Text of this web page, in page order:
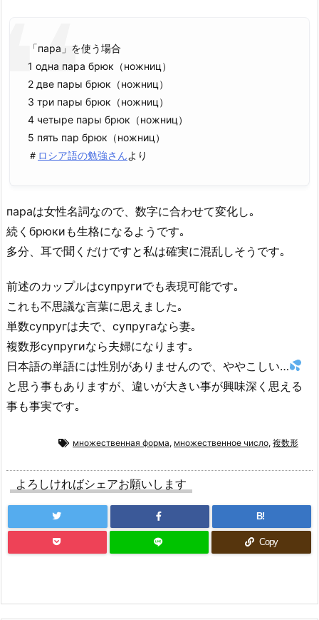
「пара」を使う場合
1 одна пара брюк（ножниц）
2 две пары брюк（ножниц）
3 три пары брюк（ножниц）
4 четыре пары брюк（ножниц）
5 пять пар брюк（ножниц）
＃ ロシア語の勉強さんより
параは女性名詞なので、数字に合わせて変化し｡
続くбрюкиも生格になるようです｡
多分、耳で聞くだけですと私は確実に混乱しそうです｡
前述のカップルはсупругиでも表現可能です｡
これも不思議な言葉に思えました｡
単数супругは夫で、супругаなら妻｡
複数形супругиなら夫婦になります｡
日本語の単語には性別がありませんので、ややこしい…
と思う事もありますが、違いが大きい事が興味深く思える
事も事実です｡
множественная форма, множественное число, 複数形
よろしければシェアお願いします
B!
Copy